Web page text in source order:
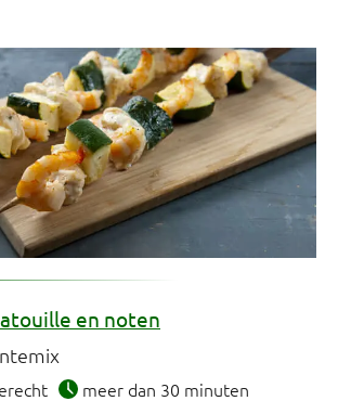
en noten
meer dan 30 minuten